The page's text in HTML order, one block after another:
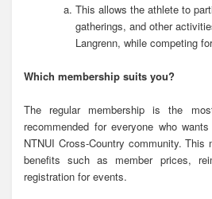
This allows the athlete to
gatherings, and other
Langrenn, while competing
Which membership suits you?
The regular membership is the
recommended for everyone who
NTNUI Cross-Country community. This
benefits such as member prices,
registration for events.